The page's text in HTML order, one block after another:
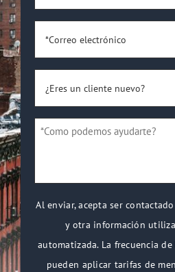
electrónico
un
nuevo?
*Como
*
Al enviar, acepta ser
y otra información
automatizada. La frecuencia de
pueden aplicar tarifas de